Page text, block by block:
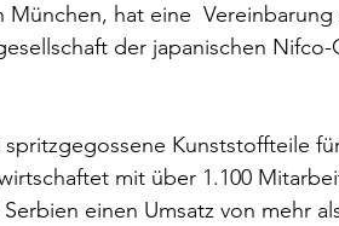
hat eine  Vereinbarung
der japanischen Nifco-
Kunststoffteile
mit über 1.100
einen Umsatz von mehr